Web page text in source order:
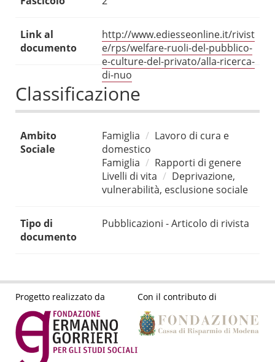
Link al
documento
http://www.ediesseonline.it/rivist
e/rps/welfare-ruoli-del-pubblico-
e-culture-del-privato/alla-ricerca-
di-nuo
Classificazione
Ambito
Sociale
Famiglia
Lavoro di cura e
domestico
Famiglia
Rapporti di genere
Livelli di vita
Deprivazione,
vulnerabilità, esclusione sociale
Tipo di
documento
Pubblicazioni - Articolo di rivista
Progetto realizzato da Con il contributo di